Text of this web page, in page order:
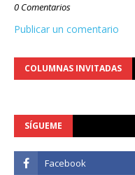
0 Comentarios
Publicar un comentario
COLUMNAS INVITADAS
SÍGUEME